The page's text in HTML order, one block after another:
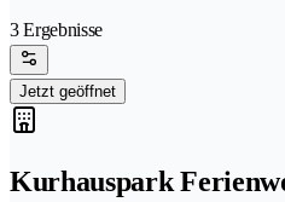
3 Ergebnisse
Jetzt geöffnet
Kurhauspark